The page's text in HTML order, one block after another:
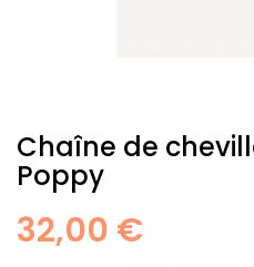
Chaîne de
Poppy
32,00 €